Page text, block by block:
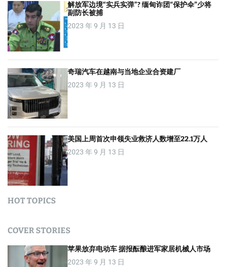
解放军边境“实兵实弹”? 缅甸诈团“保护伞”少将
副防长被捕
2023 年 9 月 13 日
奇瑞汽车在越南与当地企业合资建厂
2023 年 9 月 13 日
美国上周首次申领失业救济人数增至22.1万人
2023 年 9 月 13 日
HOT TOPICS
COVER STORIES
苹果放弃电动车 据报酝酿进军家居机械人市场
2023 年 9 月 13 日